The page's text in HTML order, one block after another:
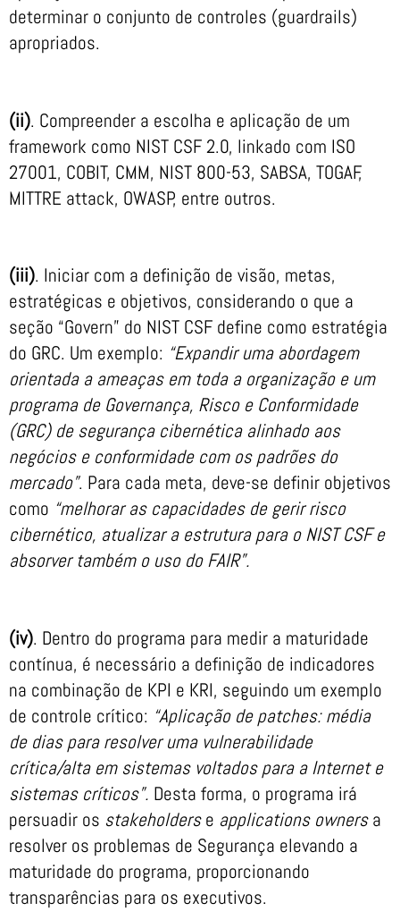
determinar o conjunto de controles (guardrails)
apropriados.
(ii). Compreender a escolha e aplicação de um
framework como NIST CSF 2.0, linkado com ISO
27001, COBIT, CMM, NIST 800-53, SABSA, TOGAF,
MITTRE attack, OWASP, entre outros.
(iii). Iniciar com a definição de visão, metas,
estratégicas e objetivos, considerando o que a
seção “Govern” do NIST CSF define como estratégia
do GRC. Um exemplo: “Expandir uma abordagem
orientada a ameaças em toda a organização e um
programa de Governança, Risco e Conformidade
(GRC) de segurança cibernética alinhado aos
negócios e conformidade com os padrões do
mercado”. Para cada meta, deve-se definir objetivos
como “melhorar as capacidades de gerir risco
cibernético, atualizar a estrutura para o NIST CSF e
absorver também o uso do FAIR”.
(iv). Dentro do programa para medir a maturidade
contínua, é necessário a definição de indicadores
na combinação de KPI e KRI, seguindo um exemplo
de controle crítico: “Aplicação de patches: média
de dias para resolver uma vulnerabilidade
crítica/alta em sistemas voltados para a Internet e
sistemas críticos”. Desta forma, o programa irá
persuadir os stakeholderse applications ownersa
resolver os problemas de Segurança elevando a
maturidade do programa, proporcionando
transparências para os executivos.